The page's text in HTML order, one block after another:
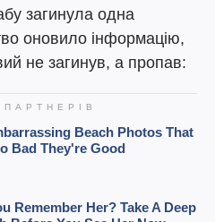
загинула одна
оновило інформацію,
не загинув, а пропав: